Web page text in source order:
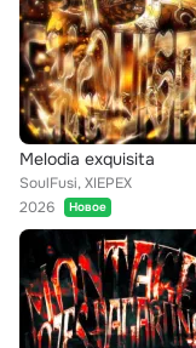
Melodia exquisita
SoulFusi, XIEPEX
2026
Новое